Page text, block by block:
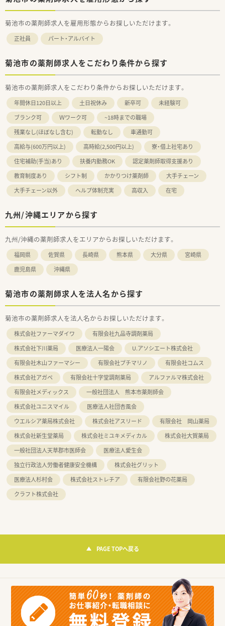
菊池市の薬剤師求人を雇用形態からお探しいただけます。
正社員 パート・アルバイト
菊池市の薬剤師求人をこだわり条件から探す
菊池市の薬剤師求人をこだわり条件からお探しいただけます。
年間休日120日以上 土日祝休み 新卒可
未経験可
ブランク可
Ｗワーク可
~18時までの職場
残業なし(ほぼなし含む)
転勤なし
車通勤可
高給与(600万円以上)
高時給(2,500円以上)
寮・借上社宅あり
住宅補助(手当)あり
扶養内勤務OK
認定薬剤師取得支援あり
教育制度あり
シフト制 かかりつけ薬剤師
大手チェーン
大手チェーン以外
ヘルプ体制充実 高収入 在宅
九州/沖縄エリアから探す
九州/沖縄の薬剤師求人をエリアからお探しいただけます。
福岡県 佐賀県 長崎県 熊本県 大分県
宮崎県
鹿児島県
沖縄県
菊池市の薬剤師求人を法人名から探す
菊池市の薬剤師求人を法人名からお探しいただけます。
株式会社ファーマダイワ
有限会社九品寺調剤薬局
株式会社下川薬局
医療法人一陽会
U.アソシエート株式会社
有限会社木山ファーマシー
有限会社プチマリノ
有限会社コムス
株式会社アガペ
有限会社十字堂調剤薬局
アルファルマ株式会社
有限会社メディックス
一般社団法人 熊本市薬剤師会
株式会社ユニスマイル
医療法人社団杏風会
ウエルシア薬局株式会社
株式会社アスリード
有限会社 岡山薬局
株式会社新生堂薬局
株式会社ミユキメディカル
株式会社大賀薬局
一般社団法人天草郡市医師会
医療法人愛生会
独立行政法人労働者健康安全機構
株式会社グリット
医療法人杉村会
株式会社ストレチア
有限会社野の花薬局
クラフト株式会社
PAGE TOPへ戻る